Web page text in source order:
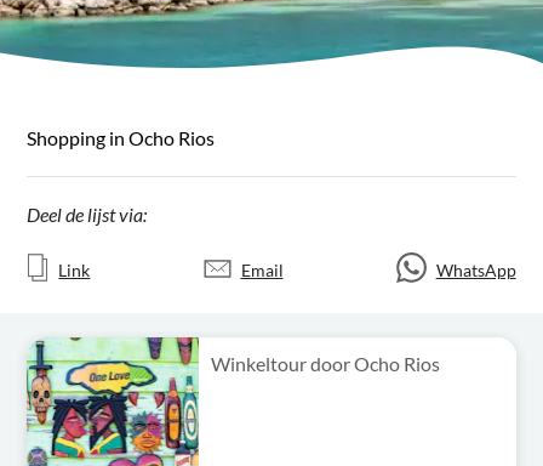
Shopping in Ocho Rios
Deel de lijst via:
Link Email WhatsApp
Winkeltour door Ocho Rios